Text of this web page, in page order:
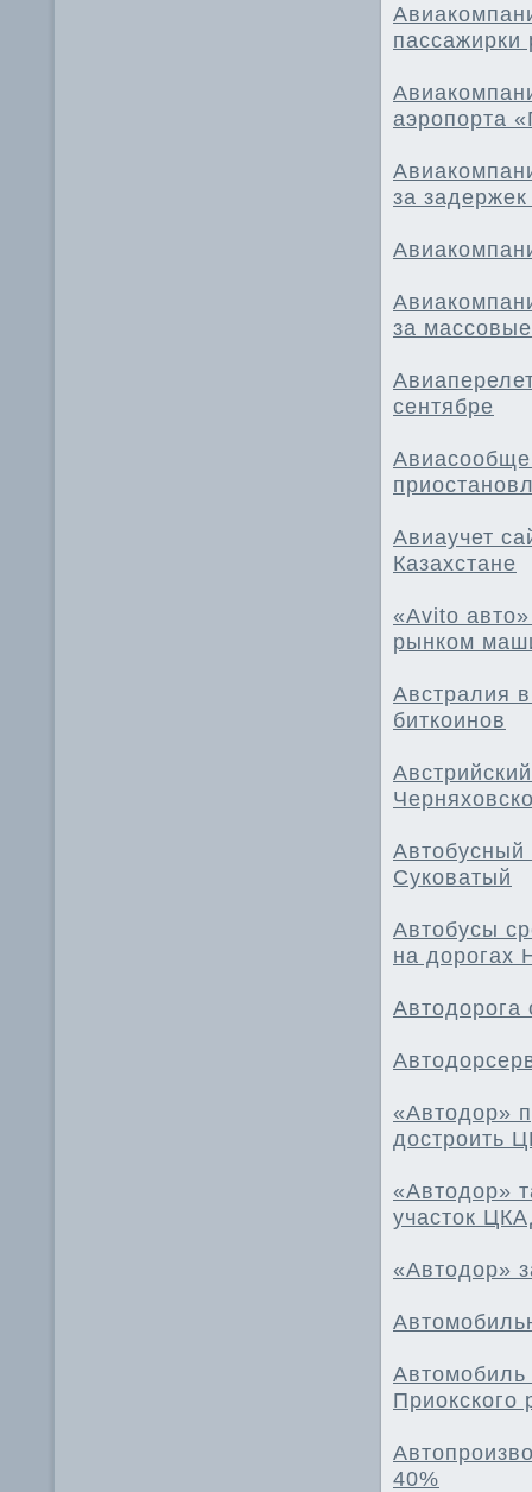
пассажирки
аэропорта
за
за
сентябре
Авиаучет
Казахстане
«Avito
рынком
Австралия
биткоинов
Автобусный
Суковатый
Автобусы
на дорогах
Автодорога
«Автодор»
достроить
«Автодор»
участок
«Автодор»
Автомобиль
40%